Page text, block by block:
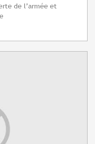
de l’armée et